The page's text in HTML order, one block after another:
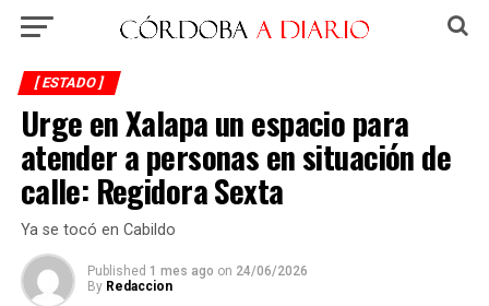
[ ESTADO ]
Urge en Xalapa un espacio para
atender a personas en situación de
calle: Regidora Sexta
Ya se tocó en Cabildo
Published 1 mes ago on 24/06/2026
By Redaccion